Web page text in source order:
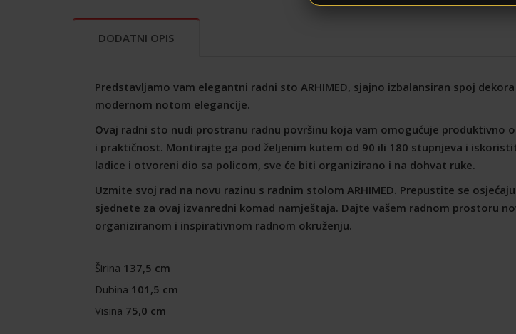
DODATNI OPIS
Predstavljamo vam elegantni radni sto ARHIMED, sjajno izbalansiran spoj
modernom notom elegancije.
Ovaj radni sto nudi prostranu radnu površinu koja vam omogućuje produktivno
i praktičnost. Montirajte ga pod željenim kutem od 90 ili 180 stupnjeva i
ladice i otvoreni dio sa policom, sve će biti organizirano i na dohvat ruke.
Uzmite svoj rad na novu razinu s radnim stolom ARHIMED. Prepustite se
sjednete za ovaj izvanredni komad namještaja. Dajte vašem radnom prostoru
organiziranom i inspirativnom radnom okruženju.
Širina 137,5 cm
Dubina 101,5 cm
Visina 75,0 cm